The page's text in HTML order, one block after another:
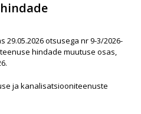
otsusega nr 9-3/2026-
hindade muutuse osas,
ja kanalisatsiooniteenuste